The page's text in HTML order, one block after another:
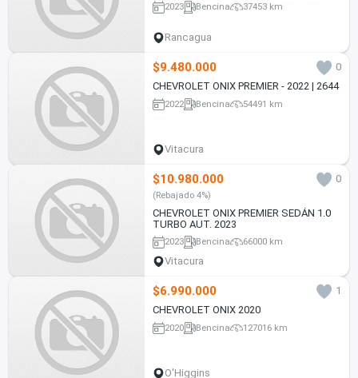
2023 Bencina 37453 km
Rancagua
$9.480.000
0
CHEVROLET ONIX PREMIER - 2022 | 2644
2022 Bencina 54491 km
Vitacura
$10.980.000 0
(Rebajado 4%)
CHEVROLET ONIX PREMIER SEDÁN 1.0
TURBO AUT. 2023
2023 Bencina 66000 km
Vitacura
$6.990.000
1
CHEVROLET ONIX 2020
2020 Bencina 127016 km
O'Higgins